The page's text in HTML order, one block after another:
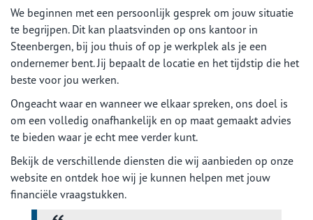
We beginnen met een persoonlijk gesprek om jouw situatie
te begrijpen. Dit kan plaatsvinden op ons kantoor in
Steenbergen, bij jou thuis of op je werkplek als je een
ondernemer bent. Jij bepaalt de locatie en het tijdstip die het
beste voor jou werken.
Ongeacht waar en wanneer we elkaar spreken, ons doel is
om een volledig onafhankelijk en op maat gemaakt advies
te bieden waar je echt mee verder kunt.
Bekijk de verschillende diensten die wij aanbieden op onze
website en ontdek hoe wij je kunnen helpen met jouw
financiële vraagstukken.